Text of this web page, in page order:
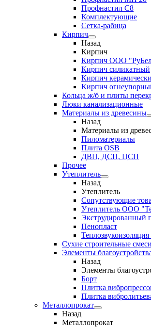
Профнастил С8
Комплектующие
Сетка-рабица
Кирпич
Назад
Кирпич
Кирпич ООО
Кирпич силикатный
Кирпич
Кирпич
Кольца ж/б и плиты
Люки канализационные
Материалы из древесины
Назад
Материалы из
Пиломатериалы
Плита OSB
ДВП, ДСП, ЦСП
Прочее
Утеплитель
Назад
Утеплитель
Сопутствующие
Утеплитель ООО
Экструдированный
Пенопласт
Сухие строительные смеси
Элементы
Назад
Элементы
Борт
Плитка
Плитка
Металлопрокат
Назад
Металлопрокат